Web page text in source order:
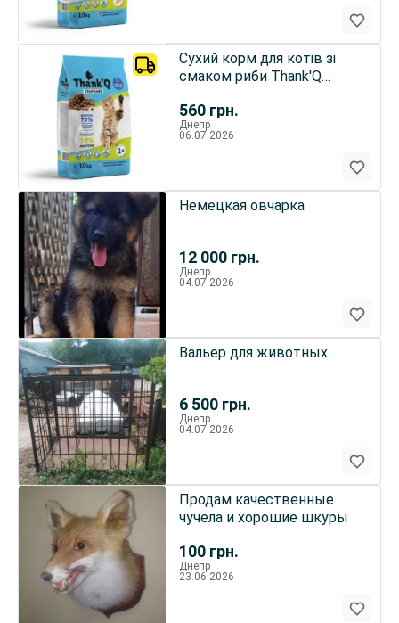
560 грн.
Сухий корм для котів зі
смаком риби Thank'Q
Днепр
06.07.2026
12 000 грн.
Немецкая овчарка
Днепр
04.07.2026
6 500 грн.
Вальер для животных
Днепр
04.07.2026
100 грн.
Продам качественные
чучела и хорошие шкуры
Днепр
23.06.2026